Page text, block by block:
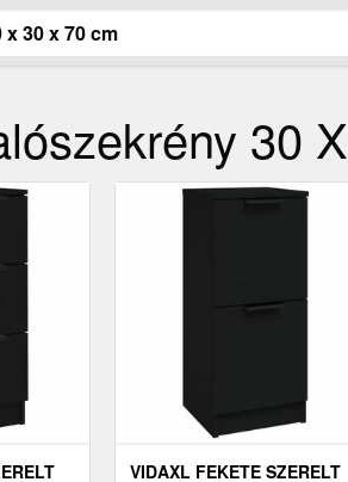
30
VIDAXL FEKETE SZERELT